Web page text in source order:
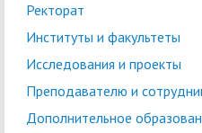
Ректорат
Институты и факультеты
Исследования и проекты
Преподавателю и
Дополнительное